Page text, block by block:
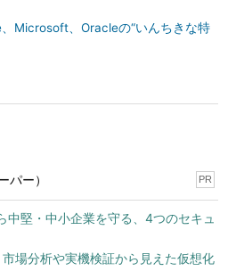
Microsoft、Oracleの“いんちきな特
パー） PR
中堅・中小企業を守る、4つのセキュ
場分析や実機検証から見えた仮想化